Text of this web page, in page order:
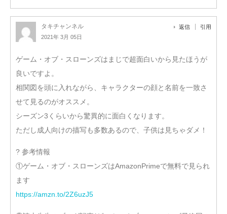
タキチャンネル
2021年 3月 05日
返信 引用
ゲーム・オブ・スローンズはまじで超面白いから見たほうが
良いですよ。
相関図を頭に入れながら、キャラクターの顔と名前を一致さ
せて見るのがオススメ。
シーズン3くらいから驚異的に面白くなります。
ただし成人向けの描写も多数あるので、子供は見ちゃダメ！
? 参考情報
①ゲーム・オブ・スローンズはAmazonPrimeで無料で見られ
ます
https://amzn.to/2Z6uzJ5